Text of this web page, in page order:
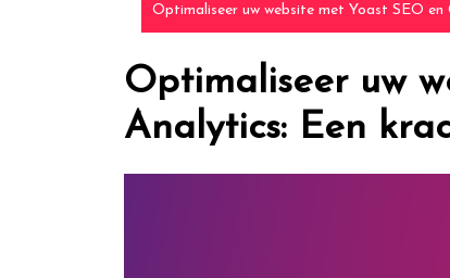
Optimaliseer uw website met Yoast SEO
Optimaliseer uw
Analytics: Een